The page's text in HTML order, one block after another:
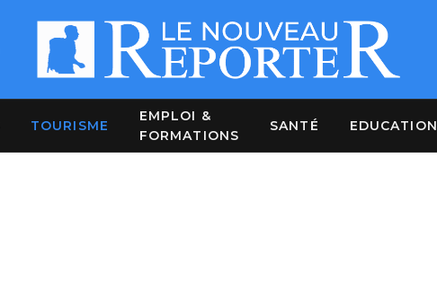
TOURISME
EMPLOI &
FORMATIONS
SANTÉ EDUCATION